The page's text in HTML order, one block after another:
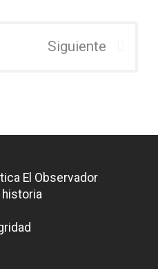
Siguiente
El Observador